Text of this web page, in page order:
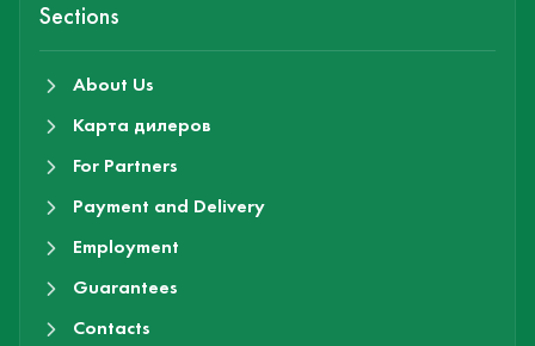
Sections
About Us
Карта дилеров
For Partners
Payment and Delivery
Employment
Guarantees
Contacts